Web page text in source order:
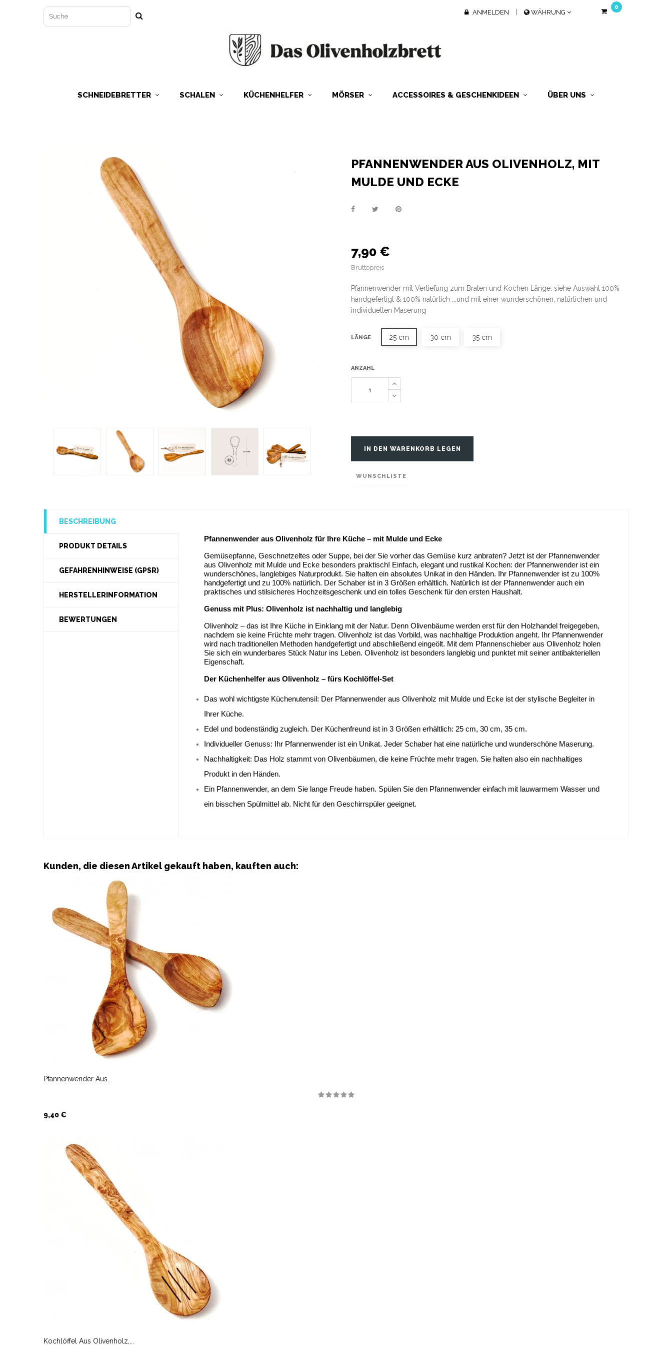
WÄHRUNG
ANMELDEN
0
SCHNEIDEBRETTER SCHALEN KÜCHENHELFER MÖRSER ACCESSOIRES & GESCHENKIDEEN ÜBER UNS
PFANNENWENDER AUS OLIVENHOLZ, MIT
MULDE UND ECKE
7,90 €
Bruttopreis
Pfannenwender mit Vertiefung zum Braten und Kochen Länge: siehe Auswahl 100%
handgefertigt & 100% natürlich ...und mit einer wunderschönen, natürlichen und
individuellen Maserung
LÄNGE 25 cm 30 cm 35 cm
ANZAHL
IN DEN WARENKORB LEGEN
WUNSCHLISTE
BESCHREIBUNG
PRODUKT DETAILS
GEFAHRENHINWEISE (GPSR)
HERSTELLERINFORMATION
BEWERTUNGEN
Pfannenwender aus Olivenholz für Ihre Küche – mit Mulde und Ecke
Gemüsepfanne, Geschnetzeltes oder Suppe, bei der Sie vorher das Gemüse kurz anbraten? Jetzt ist der Pfannenwender
aus Olivenholz mit Mulde und Ecke besonders praktisch! Einfach, elegant und rustikal Kochen: der Pfannenwender ist ein
wunderschönes, langlebiges Naturprodukt. Sie halten ein absolutes Unikat in den Händen. Ihr Pfannenwender ist zu 100%
handgefertigt und zu 100% natürlich. Der Schaber ist in 3 Größen erhältlich. Natürlich ist der Pfannenwender auch ein
praktisches und stilsicheres Hochzeitsgeschenk und ein tolles Geschenk für den ersten Haushalt.
Genuss mit Plus: Olivenholz ist nachhaltig und langlebig
Olivenholz – das ist Ihre Küche in Einklang mit der Natur. Denn Olivenbäume werden erst für den Holzhandel freigegeben,
nachdem sie keine Früchte mehr tragen. Olivenholz ist das Vorbild, was nachhaltige Produktion angeht. Ihr Pfannenwender
wird nach traditionellen Methoden handgefertigt und abschließend eingeölt. Mit dem Pfannenschieber aus Olivenholz holen
Sie sich ein wunderbares Stück Natur ins Leben. Olivenholz ist besonders langlebig und punktet mit seiner antibakteriellen
Eigenschaft.
Der Küchenhelfer aus Olivenholz – fürs Kochlöffel-Set
Das wohl wichtigste Küchenutensil: Der Pfannenwender aus Olivenholz mit Mulde und Ecke ist der stylische Begleiter in
Ihrer Küche.
Edel und bodenständig zugleich. Der Küchenfreund ist in 3 Größen erhältlich: 25 cm, 30 cm, 35 cm.
Individueller Genuss: Ihr Pfannenwender ist ein Unikat. Jeder Schaber hat eine natürliche und wunderschöne Maserung.
Nachhaltigkeit: Das Holz stammt von Olivenbäumen, die keine Früchte mehr tragen. Sie halten also ein nachhaltiges
Produkt in den Händen.
Ein Pfannenwender, an dem Sie lange Freude haben. Spülen Sie den Pfannenwender einfach mit lauwarmem Wasser und
ein bisschen Spülmittel ab. Nicht für den Geschirrspüler geeignet.
Kunden, die diesen Artikel gekauft haben, kauften auch:
Pfannenwender Aus...
Preis
9,40 €
Kochlöffel Aus Olivenholz,...